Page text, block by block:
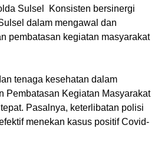
Sulsel Konsisten bersinergi
dalam mengawal dan
pembatasan kegiatan masyarakat
tenaga kesehatan dalam
Pembatasan Kegiatan Masyarakat
Pasalnya, keterlibatan polisi
menekan kasus positif Covid-